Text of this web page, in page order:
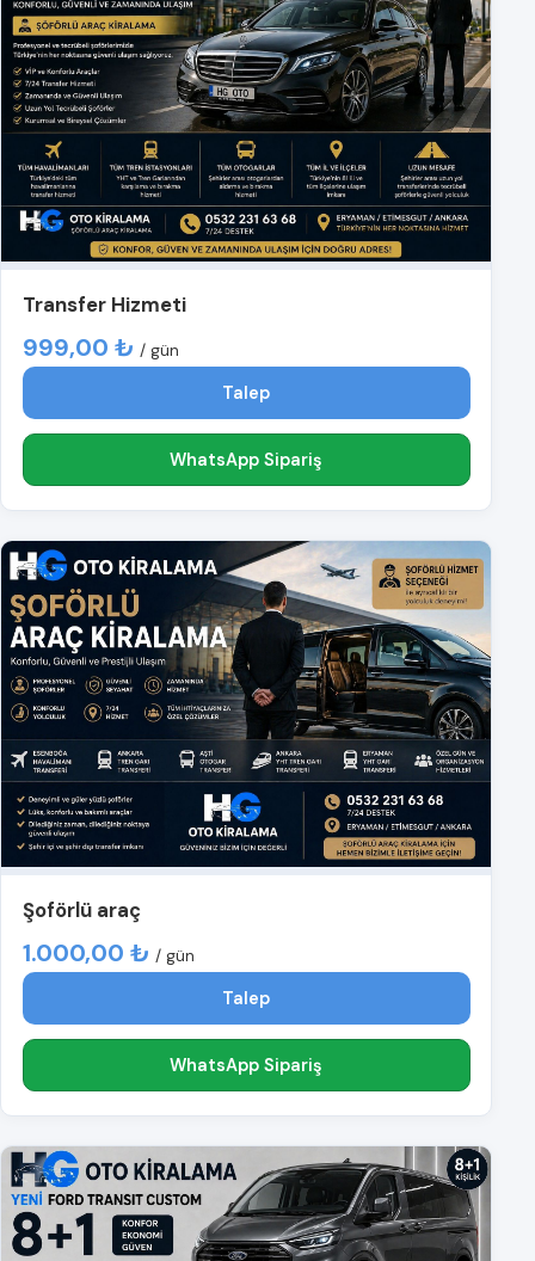
Transfer Hizmeti
999,00 ₺ / gün
Talep
WhatsApp Sipariş
Şoförlü araç
1.000,00 ₺ / gün
Talep
WhatsApp Sipariş